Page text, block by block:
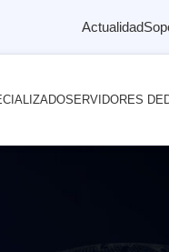
Actualidad
SERVIDORES